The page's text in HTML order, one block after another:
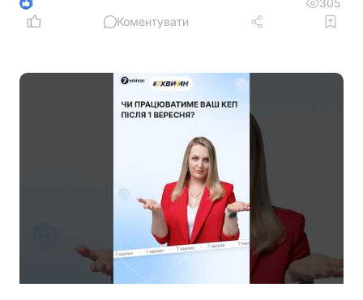
створення нових у різних рядках, кожному з яких
3
Коментувати